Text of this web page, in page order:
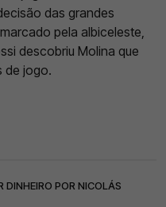
das grandes
pela albiceleste,
descobriu Molina que
de jogo.
DINHEIRO POR NICOLÁS